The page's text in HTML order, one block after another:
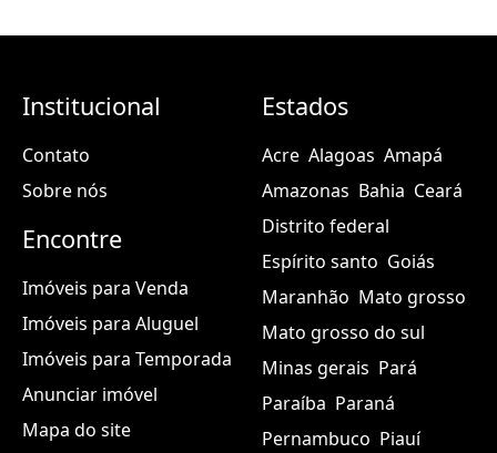
Institucional
Contato
Sobre nós
Encontre
Imóveis para Venda
Imóveis para Aluguel
Imóveis para Temporada
Anunciar imóvel
Mapa do site
Estados
Acre Alagoas Amapá
Amazonas Bahia Ceará
Distrito federal
Espírito santo Goiás
Maranhão Mato grosso
Mato grosso do sul
Minas gerais Pará
Paraíba Paraná
Pernambuco Piauí